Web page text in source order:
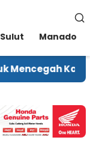
Sulut Manado
Karhutla